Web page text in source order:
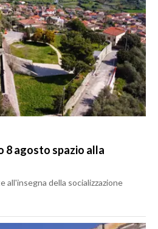
8 agosto spazio alla
della socializzazione